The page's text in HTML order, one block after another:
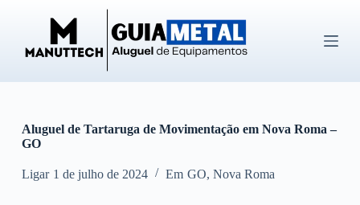
o
o
Aluguel de Tartaruga de Movimentação em Nova Roma –
GO
Ligar 1 de julho de 2024 Em GO, Nova Roma